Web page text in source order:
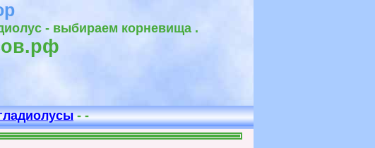
- выбираем корневища .
- -